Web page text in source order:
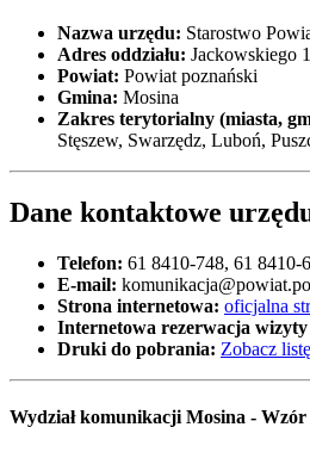
Nazwa urzędu: Starostwo
Adres oddziału: Jackowskiego
Powiat: Powiat poznański
Gmina: Mosina
Zakres terytorialny (miasta,
Stęszew, Swarzędz, Luboń,
Dane kontaktowe
Telefon: 61 8410-748, 61 8410-
E-mail:
Strona internetowa: oficjalna
Internetowa rezerwacja
Druki do pobrania: Zobacz
Wydział komunikacji Mosina -